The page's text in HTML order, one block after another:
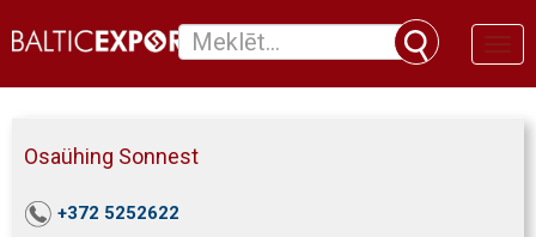
Osaühing Sonnest
+372 5252622